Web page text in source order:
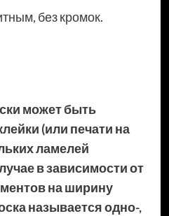
без кромок.
может быть
(или печати на
ламелей
в зависимости от
на ширину
называется одно-,